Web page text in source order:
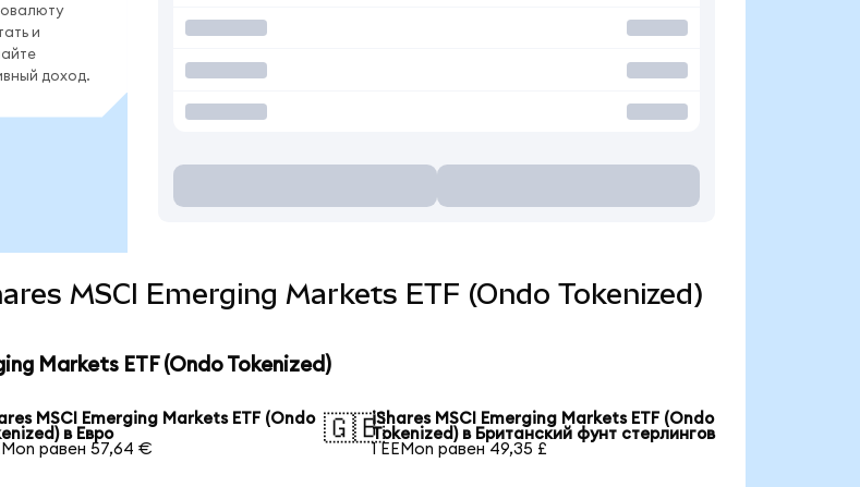
и
доход.
iShares MSCI Emerging Markets ETF (Ondo Tokenized)
Markets ETF (Ondo Tokenized)
MSCI Emerging Markets ETF (Ondo
в Евро
равен 57,64 €
🇬🇧iShares MSCI Emerging Markets ETF (Ondo
Tokenized) в Британский фунт стерлингов
1 EEMon равен 49,35 £